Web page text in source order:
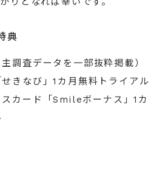
典
調査データを一部抜粋掲載）
きなび」1カ月 無料トライアル
カード「Smileボーナス」1カ